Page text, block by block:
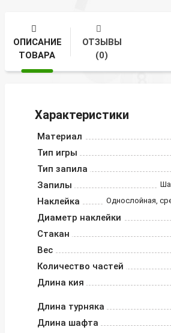
ОПИСАНИЕ
ТОВАРА
ОТЗЫВЫ
(0)
Характеристики
Материал
Тип игры
Тип запила
Запилы
Наклейка Однослойная,
Диаметр наклейки
Стакан
Вес
Количество частей
Длина кия
Длина турняка
Длина шафта